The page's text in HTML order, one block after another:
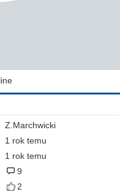
Z.Marchwicki
1 rok temu
1 rok temu
9
2